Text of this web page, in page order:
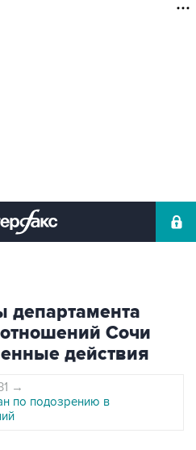
департамента
Сочи
действия
→
по подозрению в